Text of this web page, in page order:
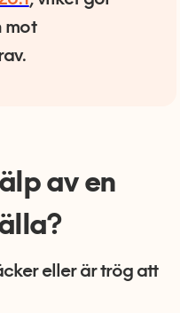
mot
av en
eller är trög att